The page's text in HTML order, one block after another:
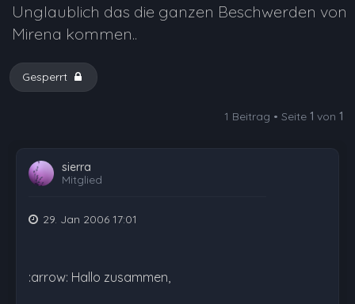
Unglaublich das die ganzen Beschwerden von
Mirena kommen..
Gesperrt
1 Beitrag • Seite 1 von 1
sierra
Mitglied
29. Jan 2006 17:01
:arrow: Hallo zusammen,